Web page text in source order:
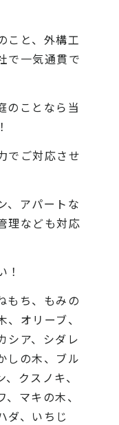
こと、外構工
で一気通貫で
のことなら当
でご対応させ
、アパートな
理なども対応
もち、もみの
オリーブ、
シア、シダレ
しの木、ブル
クスノキ、
マキの木、
ダ、いちじ